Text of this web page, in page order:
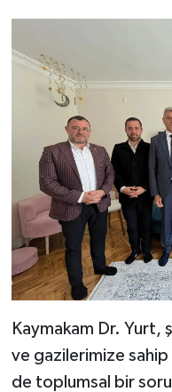
Kaymakam Dr. Yurt,
ve gazilerimize sahip
de toplumsal bir